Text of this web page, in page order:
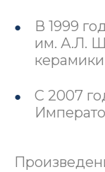
В 1999
им. А.Л.
керамики
С 2007